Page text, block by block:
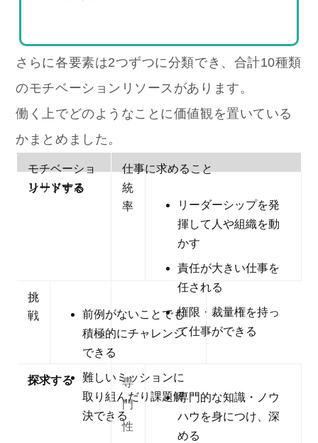
さらに各要素は2つずつに分類でき、合計10種類
のモチベーションリソースがあります。
働く上でどのようなことに価値観を置いている
かまとめました。
モチベーショ
ンリソース
仕事に求めること
リードする
統
率
リーダーシップを発
揮して人や組織を動
かす
責任が大きい仕事を
任される
権限・裁量権を持っ
て仕事ができる
挑
戦
前例がないことでも
積極的にチャレンジ
できる
難しいミッションに
取り組んだり課題解
決できる
探求する
専
門
性
専門的な知識・ノウ
ハウを身につけ、深
める